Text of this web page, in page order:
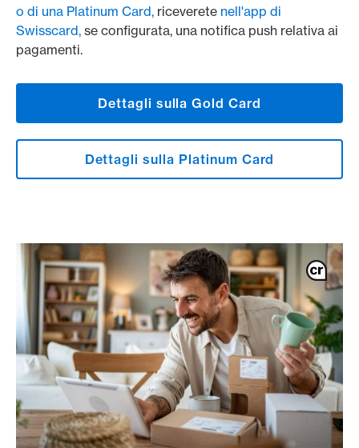
o di una Platinum Card, riceverete nell'app di
Swisscard, se configurata, una notifica push relativa ai
pagamenti.
Dettagli sulla Gold Card
Dettagli sulla Platinum Card